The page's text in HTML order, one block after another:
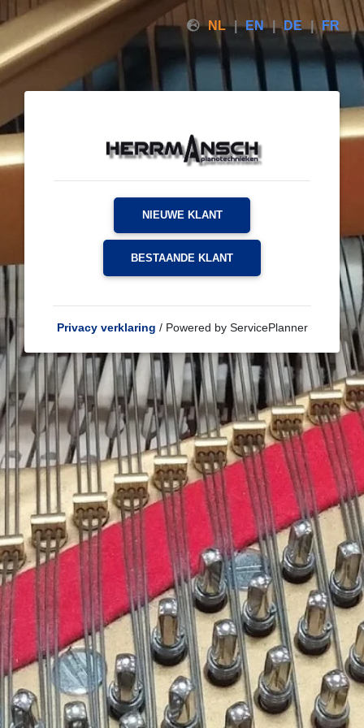
NL EN DE FR
NIEUWE KLANT
BESTAANDE KLANT
Privacy verklaring / Powered by ServicePlanner